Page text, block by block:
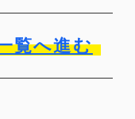
覧へ進む